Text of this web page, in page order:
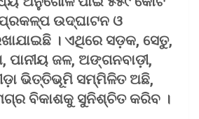
ଉଦ୍‌ଘାଟନ ଓ
। ଏଥିରେ ସଡ଼କ, ସେତୁ,
ପାନୀୟ ଜଳ, ଅଙ୍ଗନବାଡ଼ୀ,
ଭିତ୍ତିଭୂମି ସମ୍ମିଳିତ ଅଛି,
ବିକାଶକୁ ସୁନିଶ୍ଚିତ କରିବ ।